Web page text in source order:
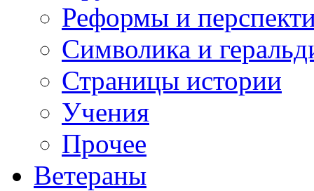
Реформы и
Символика и
Страницы истории
Учения
Прочее
Ветераны